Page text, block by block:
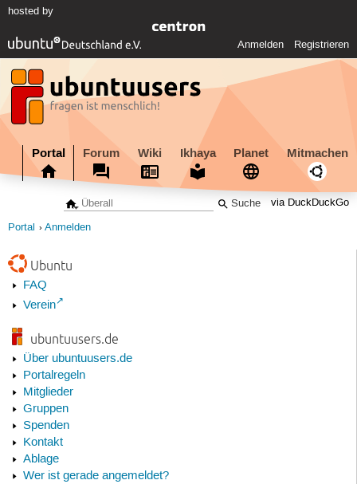
hosted by
Anmelden Registrieren
Portal Forum Wiki Ikhaya Planet Mitmachen
via DuckDuckGo
Portal Anmelden
Ubuntu
FAQ
Verein
ubuntuusers.de
Über ubuntuusers.de
Portalregeln
Mitglieder
Gruppen
Spenden
Kontakt
Ablage
Wer ist gerade angemeldet?